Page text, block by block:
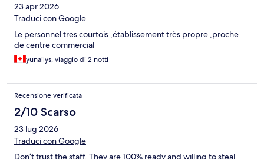
23 apr 2026
Traduci con Google
Le personnel tres courtois ,établissement très propre ,proche
de centre commercial
yunailys, viaggio di 2 notti
Recensione verificata
2/10 Scarso
23 lug 2026
Traduci con Google
Don’t trust the staff. They are 100% ready and willing to steal